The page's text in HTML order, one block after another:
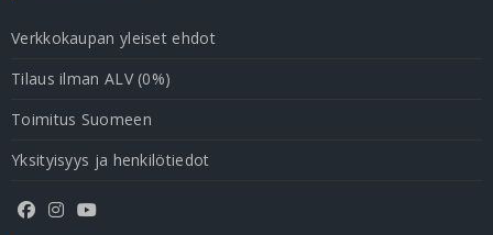
Verkkokaupan yleiset ehdot
Tilaus ilman ALV (0%)
Toimitus Suomeen
Yksityisyys ja henkilötiedot